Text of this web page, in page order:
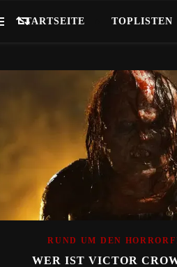
STARTSEITE TOPLISTEN
RUND UM DEN
WER IST VICTOR